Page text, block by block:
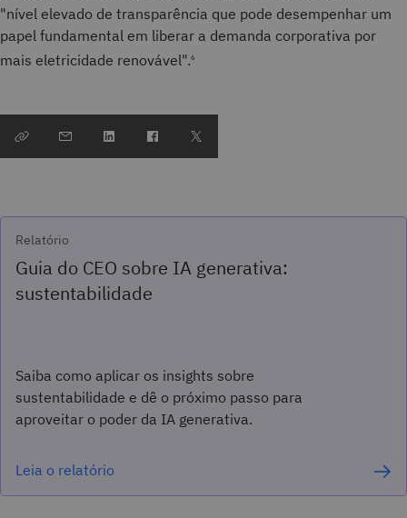
"nível elevado de transparência que pode desempenhar um
papel fundamental em liberar a demanda corporativa por
mais eletricidade renovável".6
Relatório
Guia do CEO sobre IA generativa:
sustentabilidade
Saiba como aplicar os insights sobre
sustentabilidade e dê o próximo passo para
aproveitar o poder da IA generativa.
Leia o relatório